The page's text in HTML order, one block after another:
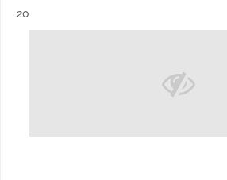
Résultat n°
20